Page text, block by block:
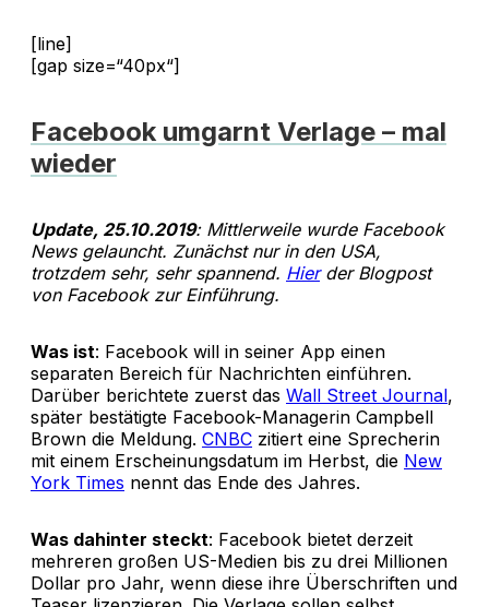
[line]
[gap size=“40px“]
Facebook umgarnt Verlage – mal
wieder
Update, 25.10.2019: Mittlerweile wurde Facebook
News gelauncht. Zunächst nur in den USA,
trotzdem sehr, sehr spannend. Hierder Blogpost
von Facebook zur Einführung.
Was ist: Facebook will in seiner App einen
separaten Bereich für Nachrichten einführen.
Darüber berichtete zuerst das Wall Street Journal,
später bestätigte Facebook-Managerin Campbell
Brown die Meldung. CNBC zitiert eine Sprecherin
mit einem Erscheinungsdatum im Herbst, die New
York Times nennt das Ende des Jahres.
Was dahinter steckt: Facebook bietet derzeit
mehreren großen US-Medien bis zu drei Millionen
Dollar pro Jahr, wenn diese ihre Überschriften und